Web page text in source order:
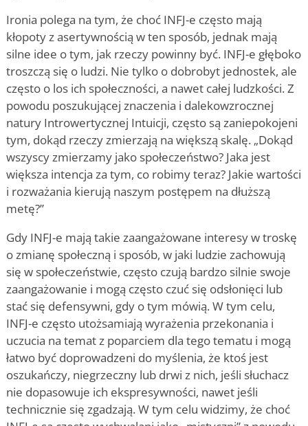
Ironia polega na tym, że choć INFJ-e często mają
kłopoty z asertywnością w ten sposób, jednak mają
silne idee o tym, jak rzeczy powinny być. INFJ-e głęboko
troszczą się o ludzi. Nie tylko o dobrobyt jednostek, ale
często o los ich społeczności, a nawet całej ludzkości. Z
powodu poszukującej znaczenia i dalekowzrocznej
natury Introwertycznej Intuicji, często są zaniepokojeni
tym, dokąd rzeczy zmierzają na większą skalę. „Dokąd
wszyscy zmierzamy jako społeczeństwo? Jaka jest
większa intencja za tym, co robimy teraz? Jakie wartości
i rozważania kierują naszym postępem na dłuższą
metę?”
Gdy INFJ-e mają takie zaangażowane interesy w troskę
o zmianę społeczną i sposób, w jaki ludzie zachowują
się w społeczeństwie, często czują bardzo silnie swoje
zaangażowanie i mogą często czuć się odsłonięci lub
stać się defensywni, gdy o tym mówią. W tym celu,
INFJ-e często utożsamiają wyrażenia przekonania i
uczucia na temat z poparciem dla tego tematu i mogą
łatwo być doprowadzeni do myślenia, że ktoś jest
oszukańczy, niegrzeczny lub drwi z nich, jeśli słuchacz
nie dopasowuje ich ekspresywności, nawet jeśli
technicznie się zgadzają. W tym celu widzimy, że choć